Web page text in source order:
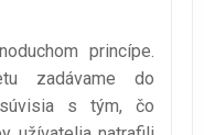
princípe.
zadávame do
s tým, čo